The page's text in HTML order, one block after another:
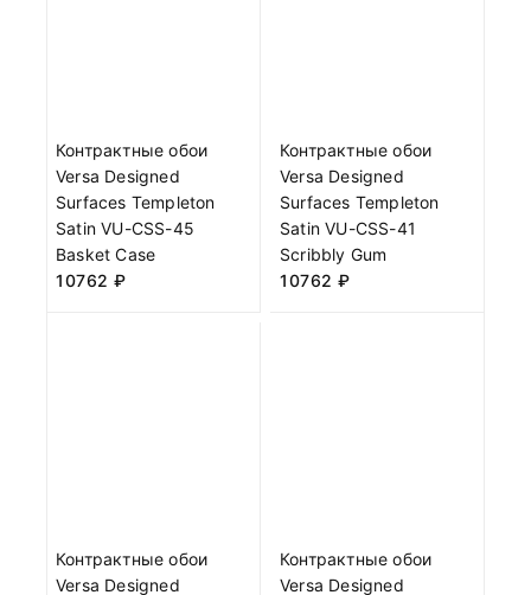
Контрактные обои
Versa Designed
Surfaces Templeton
Satin VU-CSS-45
Basket Case
10762 ₽
Контрактные обои
Versa Designed
Surfaces Templeton
Satin VU-CSS-41
Scribbly Gum
10762 ₽
Контрактные обои
Versa Designed
Контрактные обои
Versa Designed